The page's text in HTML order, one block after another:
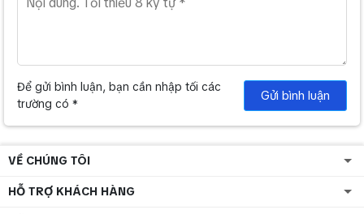
Để gửi bình luận, bạn cần nhập tối các
trường có *
Gửi bình luận
VỀ CHÚNG TÔI
HỖ TRỢ KHÁCH HÀNG